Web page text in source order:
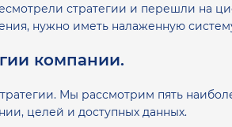
стратегии и перешли на
нужно иметь налаженную
компании.
Мы рассмотрим пять
целей и доступных данных.